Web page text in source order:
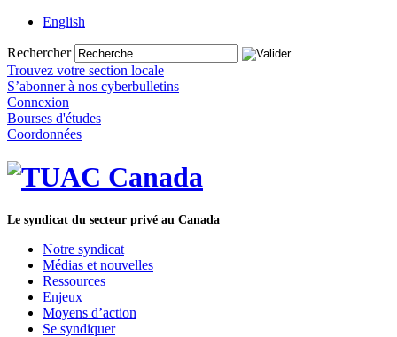
English
Rechercher
Trouvez votre section locale
S’abonner à nos cyberbulletins
Connexion
Bourses d'études
Coordonnées
Le syndicat du secteur privé au Canada
Notre syndicat
Médias et nouvelles
Ressources
Enjeux
Moyens d’action
Se syndiquer